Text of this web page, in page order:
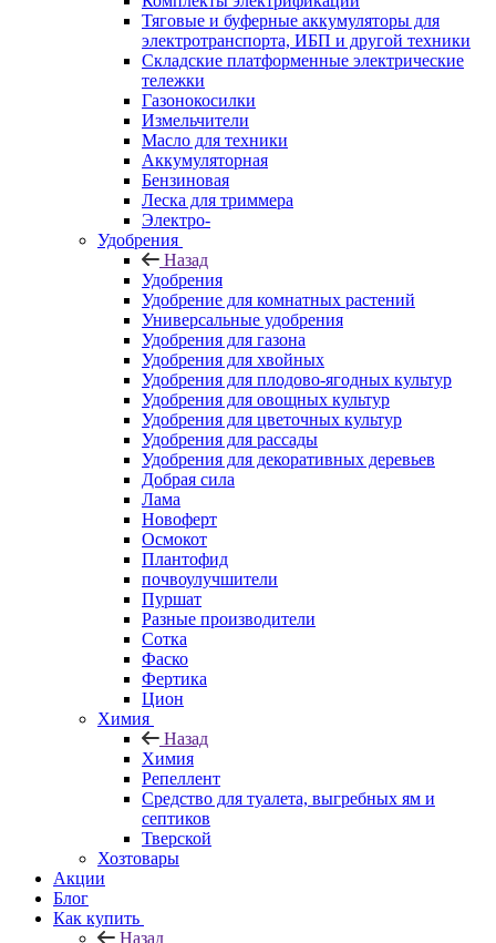
Тяговые и буферные аккумуляторы для
электротранспорта, ИБП и другой техники
Складские платформенные электрические
тележки
Газонокосилки
Измельчители
Масло для техники
Аккумуляторная
Бензиновая
Леска для триммера
Электро-
Удобрения
Назад
Удобрения
Удобрение для комнатных растений
Универсальные удобрения
Удобрения для газона
Удобрения для хвойных
Удобрения для плодово-ягодных культур
Удобрения для овощных культур
Удобрения для цветочных культур
Удобрения для рассады
Удобрения для декоративных деревьев
Добрая сила
Лама
Новоферт
Осмокот
Плантофид
почвоулучшители
Пуршат
Разные производители
Сотка
Фаско
Фертика
Цион
Химия
Назад
Химия
Репеллент
Средство для туалета, выгребных ям и
септиков
Тверской
Хозтовары
Акции
Блог
Как купить
Назад